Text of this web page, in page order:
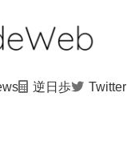
逆日歩 Twitter